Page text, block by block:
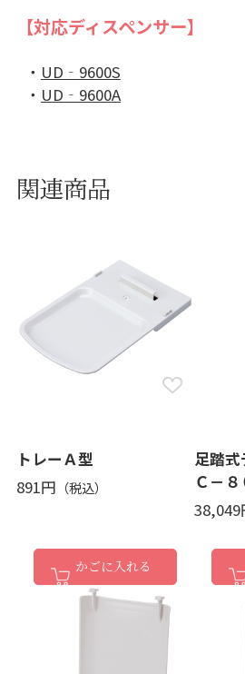
【対応ディスペンサー】
・ UD‐9600S
・ UD‐9600A
関連商品
トレーＡ型
891円
かごに入れる
足踏式
Ｃ－８
38,049